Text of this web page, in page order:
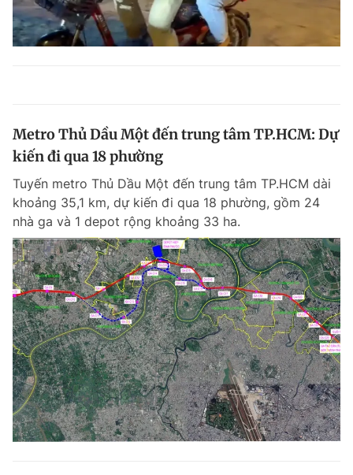
Metro Thủ Dầu Một đến trung tâm TP.HCM: Dự
kiến đi qua 18 phường
Tuyến metro Thủ Dầu Một đến trung tâm TP.HCM dài
khoảng 35,1 km, dự kiến đi qua 18 phường, gồm 24
nhà ga và 1 depot rộng khoảng 33 ha.